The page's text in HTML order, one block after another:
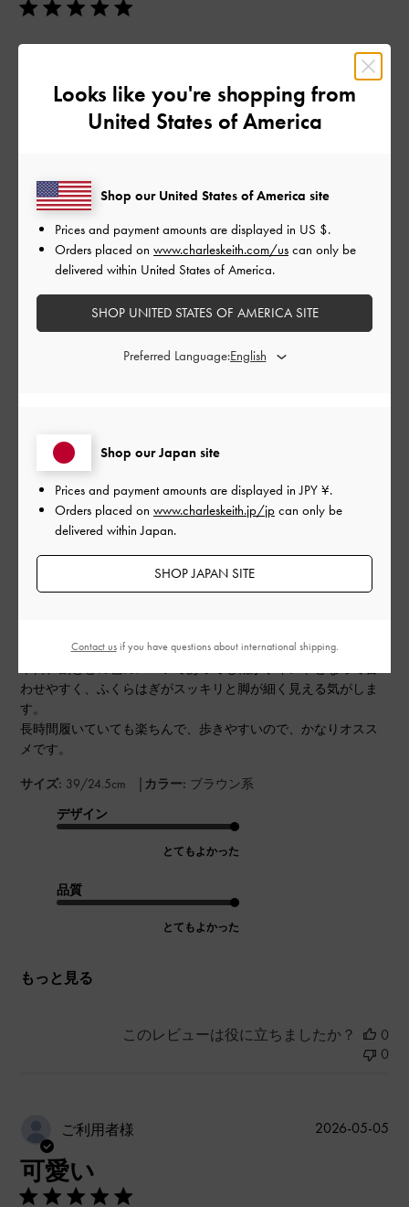
以前購入しとても歩きやすく綺麗な形だったので色違いでもう
一足購入しました！どんな服装にも合わせやすいデザインで、
私はスーツに合わせて仕事用で使っています。外回りの仕事で
すが一日歩いても足が痛くならず、ストラップも外して付ける
デザイン
とてもよかった
品質
とてもよかった
ご利用者様
女性らしさを感じさせる色合い
とデザインです
わせやすく、ふくらはぎがスッキリと脚が細く見える気がしま
す。
長時間履いていても楽ちんで、歩きやすいので、かなりオスス
メです。
サイズ: 39/24.5cm | カラー: ブラウン系
デザイン
とてもよかった
品質
とてもよかった
もっと見る
2026-05-21
このレビューは役に立ちましたか？
0
0
ご利用者様
可愛い
公
2026-05-05
Looks like you're shopping from
United States of America
Shop our Japan site
Prices and payment amounts are displayed inJPY ¥.
Orders placed on www.charleskeith.jp/jp can only be
delivered within Japan.
SHOP JAPAN SITE
Shop our United States of America site
Prices and payment amounts are displayed in US $.
Orders placed on www.charleskeith.com/us can only be
delivered within United States of America.
SHOP UNITED STATES OF AMERICA SITE
Preferred Language:
Contact usif you have questions about international shipping.